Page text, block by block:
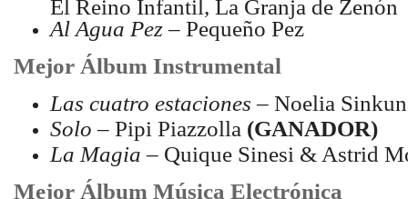
El Reino Infantil, La Granja de Zenón
Al Agua Pez– Pequeño Pez
Mejor Álbum Instrumental
Las cuatro estaciones – Noelia
Solo – Pipi Piazzolla (GANADOR)
La Magia – Quique Sinesi & Astrid
Mejor Álbum Música Electrónica